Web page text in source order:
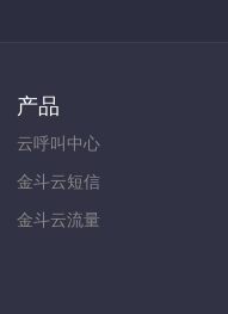
产品
云呼叫中心
金斗云短信
金斗云流量